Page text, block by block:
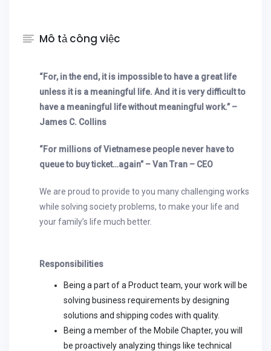
Mô tả công việc
“For, in the end, it is impossible to have a great life
unless it is a meaningful life. And it is very difficult to
have a meaningful life without meaningful work.” –
James C. Collins
“For millions of Vietnamese people never have to
queue to buy ticket…again” – Van Tran – CEO
We are proud to provide to you many challenging works
while solving society problems, to make your life and
your family’s life much better.
Responsibilities
Being a part of a Product team, your work will be
solving business requirements by designing
solutions and shipping codes with quality.
Being a member of the Mobile Chapter, you will
be proactively analyzing things like technical